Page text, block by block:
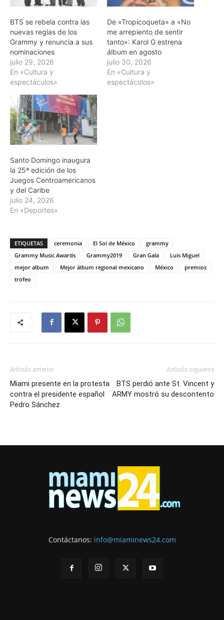
BTS se rebela contra las
nuevas reglas de los
Grammy y renuncia a sus
nominaciones
julio 29, 2026
En «Cultura y
espectáculos»
De «Tropicoqueta» a «No
me arrepiento de sentir
tanto»: Karol G estrena
álbum en agosto
julio 30, 2026
En «Cultura y
espectáculos»
Santo Domingo inaugura
la 25ª edición de los
Juegos Centroamericanos
y del Caribe
julio 24, 2026
En «Deportes»
ETIQUETAS ceremonia El Sol de México
grammy
Grammy Music Awards
Grammy2019 Gran Gala
Luis Miguel
mejor album
Mejor álbum regional mexicano México
premios
trofeo
Artículo anterior
Miami presente en la protesta
contra el presidente español
Pedro Sánchez
Artículo siguiente
BTS perdió ante St. Vincent y
ARMY mostró su descontento
Contáctanos: info@miaminews24.com